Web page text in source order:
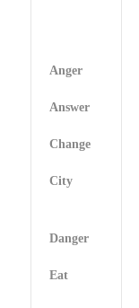
Anger
Answer
Change
City
Danger
Eat